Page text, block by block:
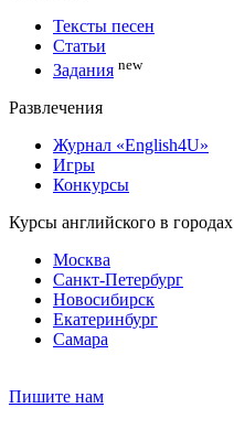
Тексты песен
Статьи
Задания new
Развлечения
Журнал «English4U»
Игры
Конкурсы
Курсы английского в городах
Москва
Санкт-Петербург
Новосибирск
Екатеринбург
Самара
Пишите нам